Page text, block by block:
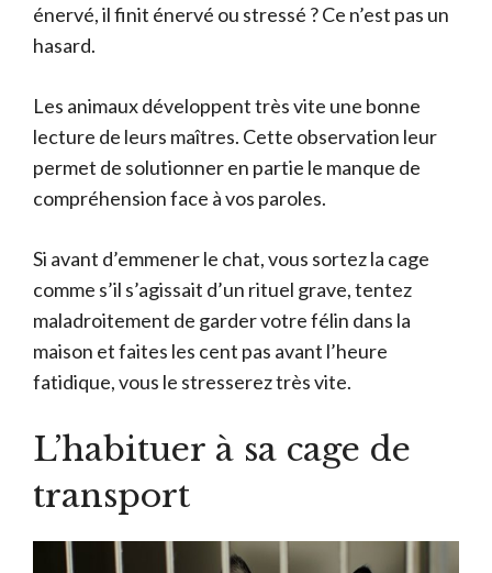
énervé, il finit énervé ou stressé ? Ce n’est pas un
hasard.
Les animaux développent très vite une bonne
lecture de leurs maîtres. Cette observation leur
permet de solutionner en partie le manque de
compréhension face à vos paroles.
Si avant d’emmener le chat, vous sortez la cage
comme s’il s’agissait d’un rituel grave, tentez
maladroitement de garder votre félin dans la
maison et faites les cent pas avant l’heure
fatidique, vous le stresserez très vite.
L’habituer à sa cage de
transport